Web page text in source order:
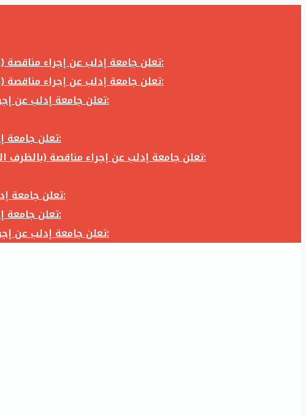
تعلن جامعة إدلب عن إجراء مناقصة (بالظرف المختوم) لشراء وتوريد كاميرا تصوير وعدسة كاميرا لزوم المكتب الإعلامي في جامعة إدلب وفق الآتي:
تعلن جامعة إدلب عن إجراء مناقصة (بالظرف المختوم) لشراء وتوريد كاميرا تصوير وعدسة كاميرا لزوم المكتب الإعلامي في جامعة إدلب وفق الآتي:
تعلن جامعة إدلب عن إجراء مناقصة (بالظرف المختوم) لأعمال تجهيز مخبر الدراسات العليا في كلية العلوم في جامعة ادلب وفق الآتي:
تعلن جامعة إدلب عن إجراء مناقصة (بالظرف المختوم) لشراء وتوريد أثاث مكاتب لزوم مكاتب وقاعات جامعة إدلب وفق الآتي:
تعلن جامعة إدلب عن إجراء مناقصة (بالظرف المختوم) لشراء وتوريد زجاجيات ومواد مخبرية لزوم مخابر جامعة إدلب وفق الكميات والمواصفات المحددة أدناه:
تعلن جامعة إدلب عن إجراء مناقصة (بالظرف المختوم) لأعمال بناء طابق في مبنى رئاسة الجامعة في جامعة ادلب وفق الآتي:
تعلن جامعة إدلب عن إجراء مناقصة (بالظرف المختوم) لشراء وتوريد أثاث مكاتب لزوم مكاتب وقاعات جامعة إدلب وفق الآتي:
تعلن جامعة إدلب عن إجراء مناقصة (بالظرف المختوم) لأعمال تجهيز مخبر الدراسات العليا في كلية العلوم في جامعة ادلب وفق الآتي: